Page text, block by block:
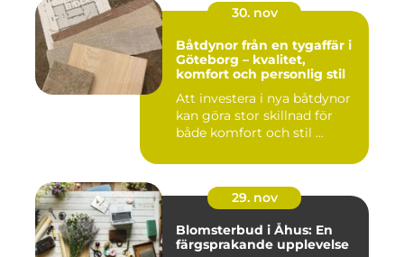
30. nov
Båtdynor från en tygaffär i
Göteborg – kvalitet,
komfort och personlig stil
Att investera i nya båtdynor
kan göra stor skillnad för
både komfort och stil ...
29. nov
Blomsterbud i Åhus: En
färgsprakande upplevelse